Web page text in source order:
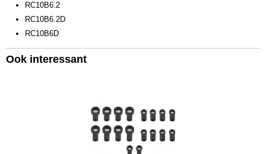
RC10B6.2
RC10B6.2D
RC10B6D
Ook interessant